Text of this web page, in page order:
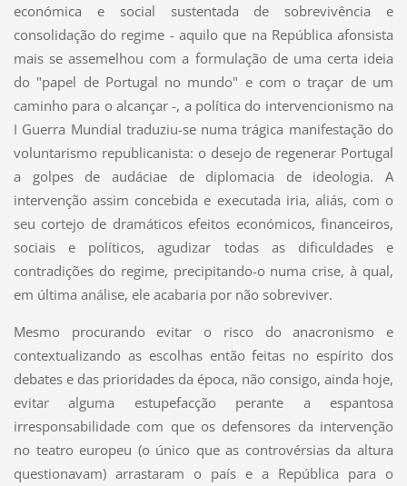
económica e social sustentada de sobrevivência e
consolidação do regime - aquilo que na República afonsista
mais se assemelhou com a formulação de uma certa ideia
do "papel de Portugal no mundo" e com o traçar de um
caminho para o alcançar -, a política do intervencionismo na
I Guerra Mundial traduziu-se numa trágica manifestação do
voluntarismo republicanista: o desejo de regenerar Portugal
a golpes de audáciae de diplomacia de ideologia. A
intervenção assim concebida e executada iria, aliás, com o
seu cortejo de dramáticos efeitos económicos, financeiros,
sociais e políticos, agudizar todas as dificuldades e
contradições do regime, precipitando-o numa crise, à qual,
em última análise, ele acabaria por não sobreviver.
Mesmo procurando evitar o risco do anacronismo e
contextualizando as escolhas então feitas no espírito dos
debates e das prioridades da época, não consigo, ainda hoje,
evitar alguma estupefacção perante a espantosa
irresponsabilidade com que os defensores da intervenção
no teatro europeu (o único que as controvérsias da altura
questionavam) arrastaram o país e a República para o